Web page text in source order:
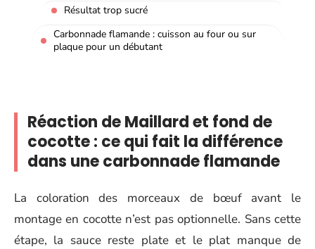
Résultat trop sucré
Carbonnade flamande : cuisson au four ou sur
plaque pour un débutant
Réaction de Maillard et fond de
cocotte : ce qui fait la différence
dans une carbonnade flamande
La coloration des morceaux de bœuf avant le
montage en cocotte n’est pas optionnelle. Sans cette
étape, la sauce reste plate et le plat manque de